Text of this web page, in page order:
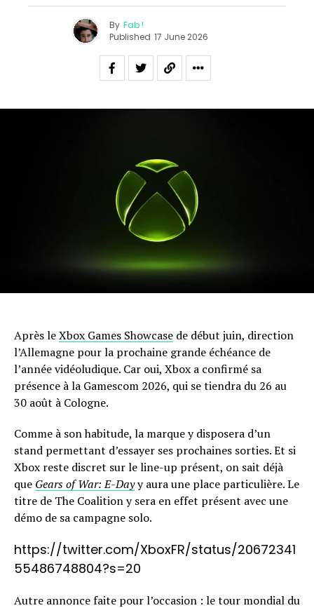
By Fab !
Published 17 June 2026
Après leXbox Games Showcase de début juin, direction
l’Allemagne pour la prochaine grande échéance de
l’année vidéoludique. Car oui, Xbox a confirmé sa
présence à la Gamescom 2026, qui se tiendra du 26 au
30 août à Cologne.
Comme à son habitude, la marque y disposera d’un
stand permettant d’essayer ses prochaines sorties. Et si
Xbox reste discret sur le line-up présent, on sait déjà
que Gears of War: E-Dayy aura une place particulière. Le
titre de The Coalition y sera en effet présent avec une
démo de sa campagne solo.
https://twitter.com/XboxFR/status/20672341
55486748804?s=20
Autre annonce faite pour l’occasion : le tour mondial du